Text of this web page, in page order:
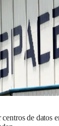
de datos